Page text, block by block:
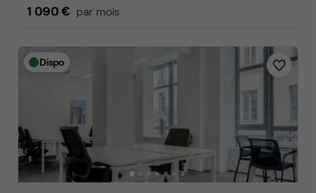
1 090 € par mois
Dispo